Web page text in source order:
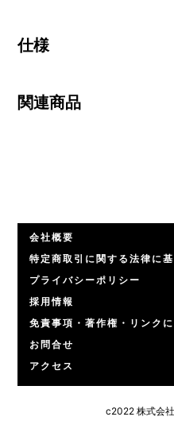
仕様
関連商品
会社概要
特定商取引に関する法律に
プライバシーポリシー
採用情報
免責事項・著作権・リンク
お問合せ
アクセス
c2022 株式会